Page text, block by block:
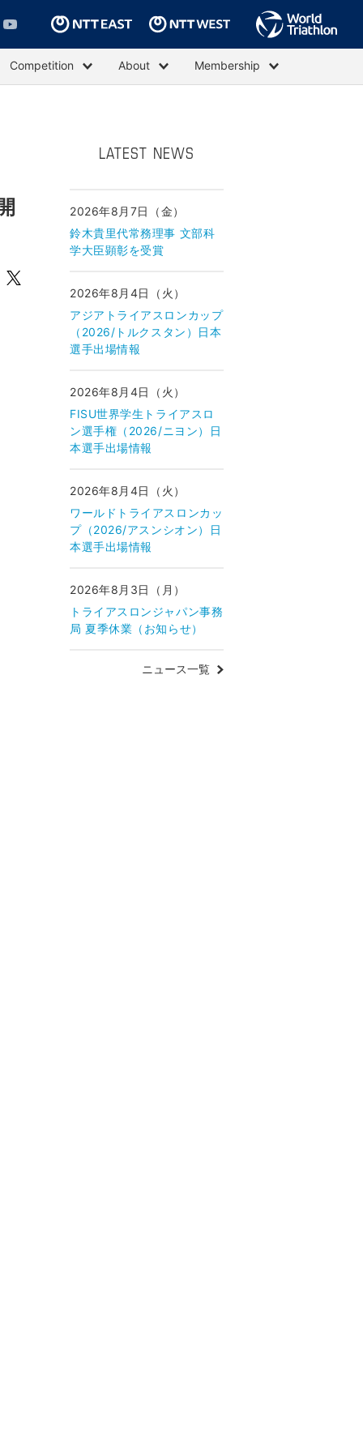
Competition About Membership
LATEST NEWS
2026年8月7日（金）
鈴木貴里代常務理事 文部科
学大臣顕彰を受賞
2026年8月4日（火）
アジアトライアスロンカップ
（2026/トルクスタン）日本
選手出場情報
2026年8月4日（火）
FISU世界学生トライアスロ
ン選手権（2026/ニヨン）日
本選手出場情報
2026年8月4日（火）
ワールドトライアスロンカッ
プ（2026/アスンシオン）日
本選手出場情報
2026年8月3日（月）
トライアスロンジャパン事務
局 夏季休業（お知らせ）
ニュース一覧